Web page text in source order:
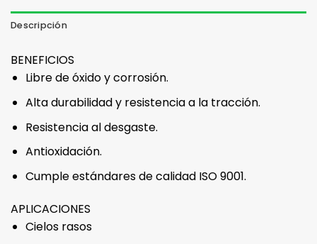
Descripción
BENEFICIOS
Libre de óxido y corrosión.
Alta durabilidad y resistencia a la tracción.
Resistencia al desgaste.
Antioxidación.
Cumple estándares de calidad ISO 9001.
APLICACIONES
Cielos rasos